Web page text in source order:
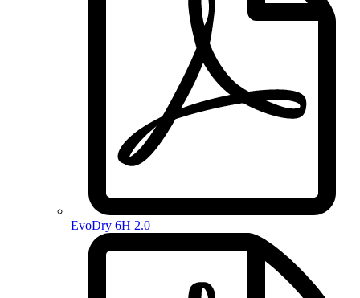
EvoDry 6H 2.0